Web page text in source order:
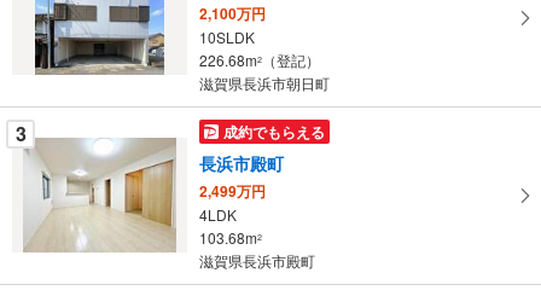
に
保
存
2,100万円
10SLDK
226.68m2
（登記）
滋賀県長浜市朝日町
3 成約でもらえる
長浜市殿町
2,499万円
4LDK
103.68m2
滋賀県長浜市殿町